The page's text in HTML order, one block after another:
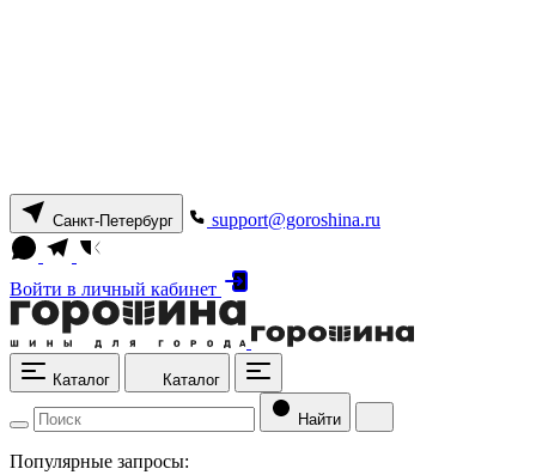
Санкт-Петербург support@goroshina.ru
Войти в личный кабинет
Каталог Каталог
Найти
Популярные запросы: